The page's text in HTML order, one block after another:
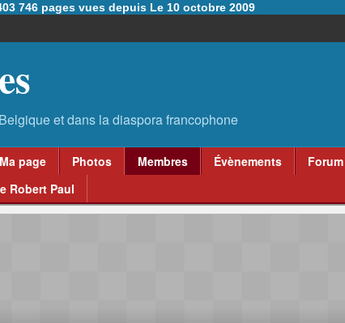
746 pages vues depuis Le 10 octobre 2009
Ma page Photos Membres Évènements Forum
Robert Paul